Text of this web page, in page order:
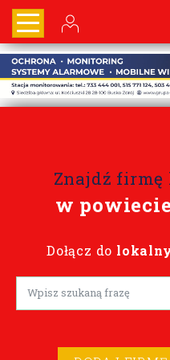
Znajdź
w
Dołącz do
Lorem ipsum